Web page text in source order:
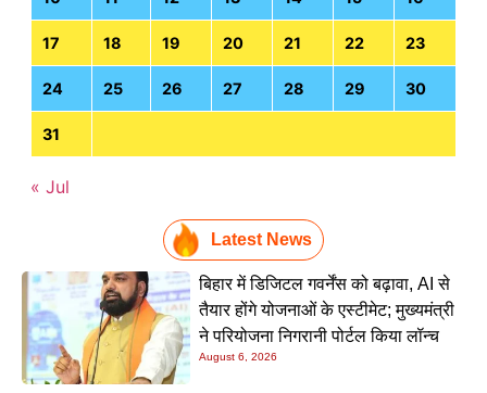
17 18 19 20 21 22 23
24 25 26 27 28 29 30
31
« Jul
Latest News
बिहार में डिजिटल गवर्नेंस को बढ़ावा, AI से
तैयार होंगे योजनाओं के एस्टीमेट; मुख्यमंत्री
ने परियोजना निगरानी पोर्टल किया लॉन्च
August 6, 2026